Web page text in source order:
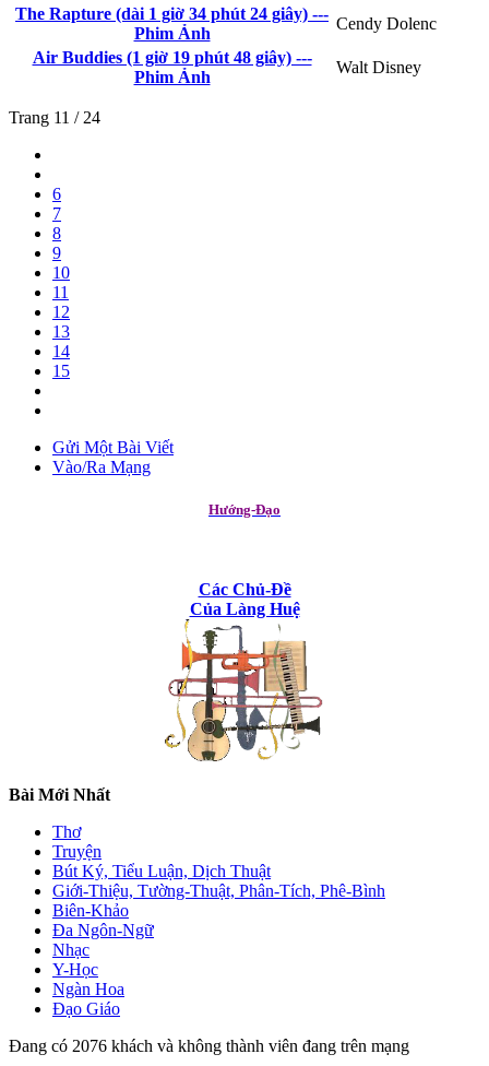
The Rapture (dài 1 giờ 34 phút 24 giây) ---
Phim Ảnh
Cendy Dolenc
Air Buddies (1 giờ 19 phút 48 giây) ---
Phim Ảnh
Walt Disney
Trang 11 / 24
6
7
8
9
10
11
12
13
14
15
Gửi Một Bài Viết
Vào/Ra Mạng
Hướng-Đạo
Các Chủ-Đề
Của Làng Huệ
Bài Mới Nhất
Thơ
Truyện
Bút Ký, Tiểu Luận, Dịch Thuật
Giới-Thiệu, Tường-Thuật, Phân-Tích, Phê-Bình
Biên-Khảo
Đa Ngôn-Ngữ
Nhạc
Y-Học
Ngàn Hoa
Đạo Giáo
Đang có 2076 khách và không thành viên đang trên mạng